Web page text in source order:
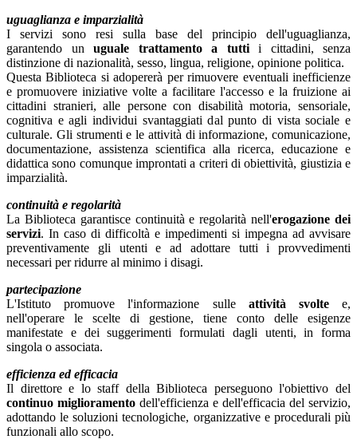
uguaglianza e imparzialità
I servizi sono resi sulla base del principio dell'uguaglianza,
garantendo un uguale trattamento a tuttii cittadini, senza
distinzione di nazionalità, sesso, lingua, religione, opinione politica.
Questa Biblioteca si adopererà per rimuovere eventuali inefficienze
e promuovere iniziative volte a facilitare l'accesso e la fruizione ai
cittadini stranieri, alle persone con disabilità motoria, sensoriale,
cognitiva e agli individui svantaggiati dal punto di vista sociale e
culturale. Gli strumenti e le attività di informazione, comunicazione,
documentazione, assistenza scientifica alla ricerca, educazione e
didattica sono comunque improntati a criteri di obiettività, giustizia e
imparzialità.
continuità e regolarità
La Biblioteca garantisce continuità e regolarità nell'erogazione dei
servizi. In caso di difficoltà e impedimenti si impegna ad avvisare
preventivamente gli utenti e ad adottare tutti i provvedimenti
necessari per ridurre al minimo i disagi.
partecipazione
L'Istituto promuove l'informazione sulle attività svoltee,
nell'operare le scelte di gestione, tiene conto delle esigenze
manifestate e dei suggerimenti formulati dagli utenti, in forma
singola o associata.
efficienza ed efficacia
Il direttore e lo staff della Biblioteca perseguono l'obiettivo del
continuo miglioramento dell'efficienza e dell'efficacia del servizio,
adottando le soluzioni tecnologiche, organizzative e procedurali più
funzionali allo scopo.